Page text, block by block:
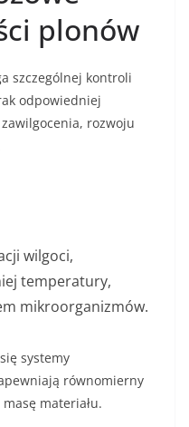
plonów
szczególnej kontroli
odpowiedniej
rozwoju
wilgoci,
temperatury,
mikroorganizmów.
systemy
równomierny
materiału.